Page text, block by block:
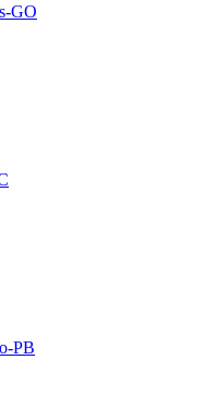
GO
PB